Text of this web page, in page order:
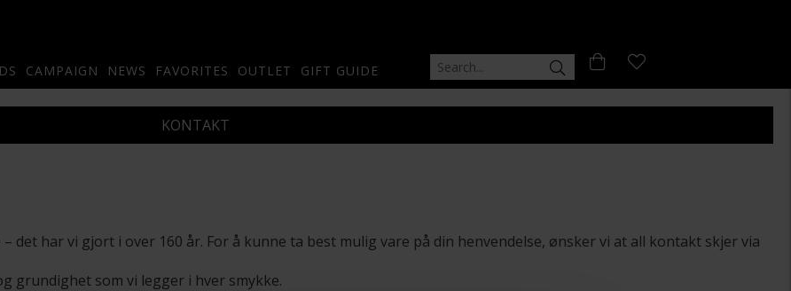
CAMPAIGN NEWS FAVORITES OUTLET GIFT GUIDE
KONTAKT
det har vi gjort i over 160 år. For å kunne ta best mulig vare på din henvendelse, ønsker vi at all kontakt skjer via
grundighet som vi legger i hver smykke.